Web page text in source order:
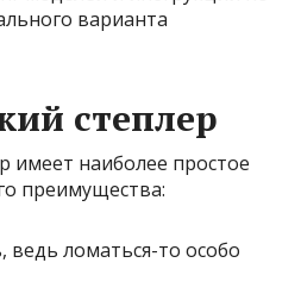
степлер
имеет наиболее простое
преимущества:
ведь ломаться-то особо